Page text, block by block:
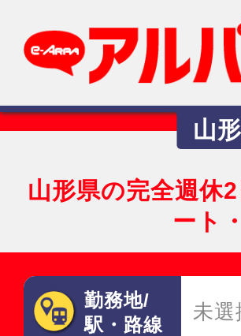
山
山形県の完全週休
ート
勤務地/
駅・路線
未選